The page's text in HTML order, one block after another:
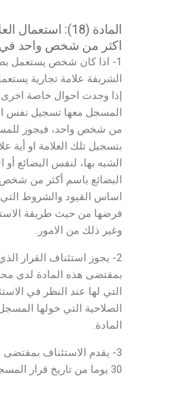
المادة (18):
اكثر من شخص واحد
1- اذا كان شخص يستعمل
الشريفة علامة تجارية
إذا وجدت احوال خاصة
المسجل معها تسجيل نفس
من شخص واحد، فيجوز
بتسجيل تلك العلامة او أية
الشبه بها، لنفس البضائع
البضائع باسم أكثر من
اساس القيود والشروط
فرضها من حيث طريقة
وغير ذلك من الامور.
2- يجوز استئناف القرار
بمقتضى هذه المادة لدى
التي لها عند النظر في
الصلاحية التي خولها
المادة.
3- يقدم الاستئناف بمقتضى
30 يوما من تاريخ قرار المسجل.